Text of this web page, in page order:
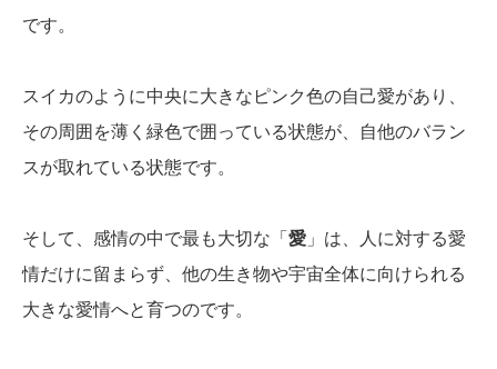
です。
スイカのように中央に大きなピンク色の自己愛があり、
その周囲を薄く緑色で囲っている状態が、自他のバラン
スが取れている状態です。
そして、感情の中で最も大切な「 愛 」は、人に対する愛
情だけに留まらず、他の生き物や宇宙全体に向けられる
大きな愛情へと育つのです。